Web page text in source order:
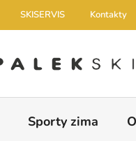
SKISERVIS Kontakty
Sporty zima